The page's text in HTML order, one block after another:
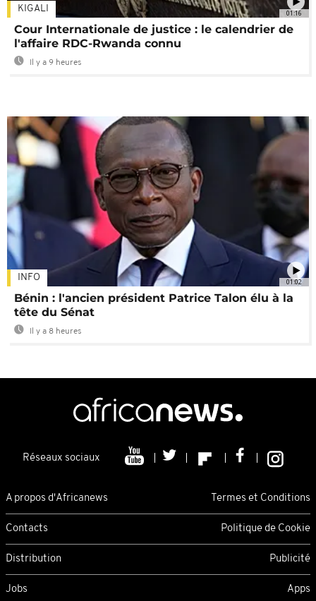
01:16
KIGALI
Cour Internationale de justice : le calendrier de
l'affaire RDC-Rwanda connu
Il y a 9 heures
01:02
INFO
Bénin : l'ancien président Patrice Talon élu à la
tête du Sénat
Il y a 8 heures
Réseaux sociaux
A propos d'Africanews Termes et Conditions
Contacts Politique de Cookie
Distribution Publicité
Jobs Apps